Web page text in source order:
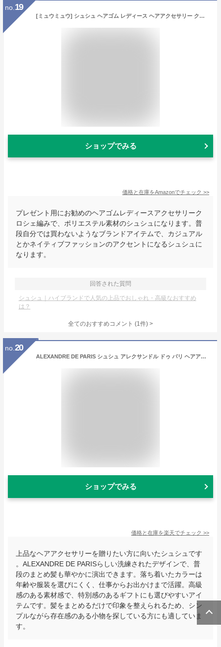
no. 19
[ミュウミュウ] シュシュ ヘアゴム レディース ヘアアクセサリー クロシェ編み ポリエステル素材 5IF027 2CWX F04EM
ショップでみる
価格と在庫をAmazonでチェック >>
プレゼント用にお勧めのヘアゴムレディースアクセサリーク
ロシェ編みで、ポリエステル素材のシュシュになります。普
段自分では買わないようなブランドアイテムで、カジュアル
とかネイティブファッションのアクセントになるシュシュに
なります。
回答された質問
シュシュ｜ハイブランドで人気の上品でおしゃれ・高級なおすすめ
は？
全てのおすすめコメント (1件) >
no. 20
ALEXANDRE DE PARIS シュシュ アレクサンドル ドゥ パリ ヘアアクセサリー ヘアゴム ネイビー ブラック ブラウン【送料無料】
ショップでみる
価格と在庫を楽天でチェック >>
上品なヘアアクセサリーを贈りたい方に向いたシュシュです
。ALEXANDRE DE PARISらしい洗練されたデザインで、普
段のまとめ髪も華やかに演出できます。落ち着いたカラーは
年齢や服装を選びにくく、仕事からお出かけまで活躍。高級
感のある素材感で、特別感のあるギフトにも選びやすいアイ
テムです。髪をまとめるだけで印象を整えられるため、シン
プルながら存在感のある小物を探している方にも適していま
す。